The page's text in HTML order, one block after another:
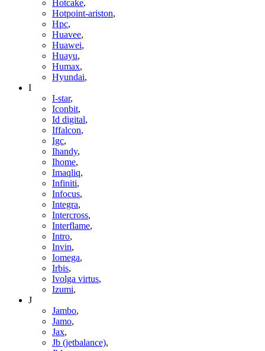
Hotcake,
Hotpoint-ariston,
Hpc,
Huavee,
Huawei,
Huayu,
Humax,
Hyundai,
I
I-star,
Iconbit,
Id digital,
Iffalcon,
Igc,
Ihandy,
Ihome,
Imaqliq,
Infiniti,
Infocus,
Integra,
Intercross,
Interflame,
Intro,
Invin,
Iomega,
Irbis,
Ivolga virtus,
Izumi,
J
Jambo,
Jamo,
Jax,
Jb (jetbalance),